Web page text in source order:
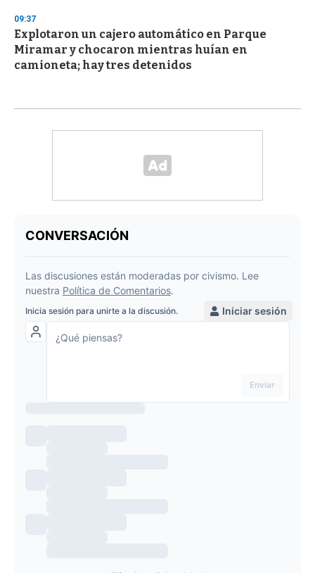
09:37
Explotaron un cajero automático en Parque
Miramar y chocaron mientras huían en
camioneta; hay tres detenidos